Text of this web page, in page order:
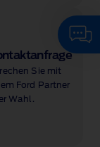
Sie mit
Ford Partner
Wahl.